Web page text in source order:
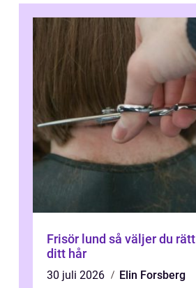
Frisör lund så väljer du rätt salong för
ditt hår
30 juli 2026
Elin Forsberg